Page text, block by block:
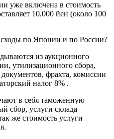
уже включена в стоимость
10,000 йен (около 100
по Японии и по России?
из аукционного
утилизационного сбора,
фрахта, комиссии
налог 8% .
в себя таможенную
сбор, услуги склада
же стоимость услуги